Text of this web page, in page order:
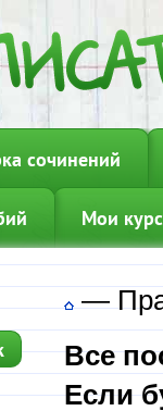
сочинений
Мои
—
Все
Если